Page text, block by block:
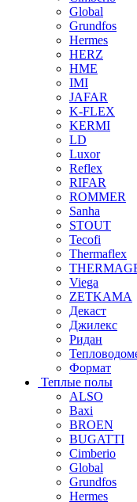
Global
Grundfos
Hermes
HERZ
HME
IMI
JAFAR
K-FLEX
KERMI
LD
Luxor
Reflex
RIFAR
ROMMER
Sanha
STOUT
Tecofi
Thermaflex
Viega
ZETKAMA
Декаст
Джилекс
Ридан
Формат
Теплые полы
ALSO
Baxi
BROEN
BUGATTI
Cimberio
Global
Grundfos
Hermes